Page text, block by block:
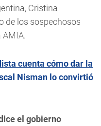
Cristina
de los sospechosos
AMIA.
cuenta cómo dar la
Nisman lo convirtió
el gobierno